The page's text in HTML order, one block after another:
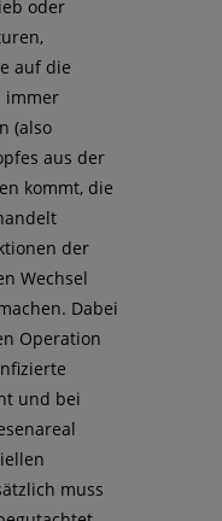
oder
auf die
immer
(also
aus der
kommt, die
der
Wechsel
Dabei
Operation
und bei
muss